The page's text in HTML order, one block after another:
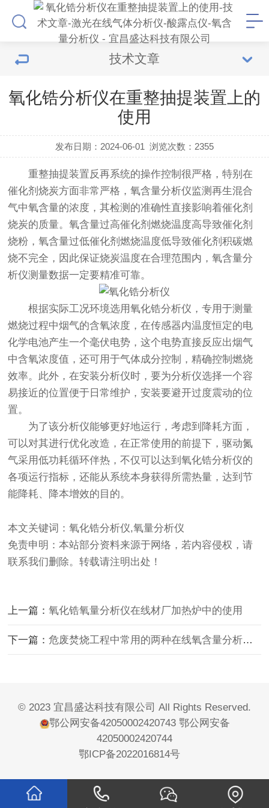
技术文章
氧化锆分析仪在重整抽提装置上的
使用
发布日期：2024-06-01 浏览次数： 2355
重整抽提装置反再系统的操作控制很严格，特别在
催化剂烧炭方面非常严格，氧含量分析仪监测再生混合
气中氧含量的浓度，其检测的准确性直接影响着催化剂
烧炭的质量。氧含量过高催化剂燃烧温度高导致催化剂
烧粉，氧含量过低催化剂燃烧温度低导致催化剂积碳燃
烧不完全，因此保证烧炭温度在合理范围内，氧含量分
析仪测量数据一定要精准可靠。
根据实际工况环境选用氧化锆分析仪，专用于测量
燃烧过程中烟气的含氧浓度，在传感器内温度恒定的电
化学电池产生一个毫伏电势，这个电势直接反应出烟气
中含氧浓度值，还可用于气体成分控制，精确控制燃烧
效率。此外，在安装分析仪时，要为分析仪选择一个容
易接近的位置便于日常维护，安装要避开过度震动的位
置。
为了该分析仪能够更好地运行，考虑到降耗方面，
可以对其进行优化改造，在正常使用的前提下，驱动氮
气采用低功耗循环伴热，不仅可以达到氧化锆分析仪的
各项运行指标，还能从系统本身获得所需热量，达到节
能降耗、降本增效的目的。
本文关键词：氧化锆分析仪,氧量分析仪
免责申明：本站部分资料来源于网络，若内容侵权，请
联系我们删除。转载请注明出处！
上一篇：氧化锆氧量分析仪在线材厂加热炉中的使用
下一篇：危废焚烧工程中常用的两种在线氧含量分析仪介绍
© 2023 宜昌盛达科技有限公司 All Rights Reserved.
鄂公网安备42050002420743 鄂公网安备
42050002420744
鄂ICP备2022016814号